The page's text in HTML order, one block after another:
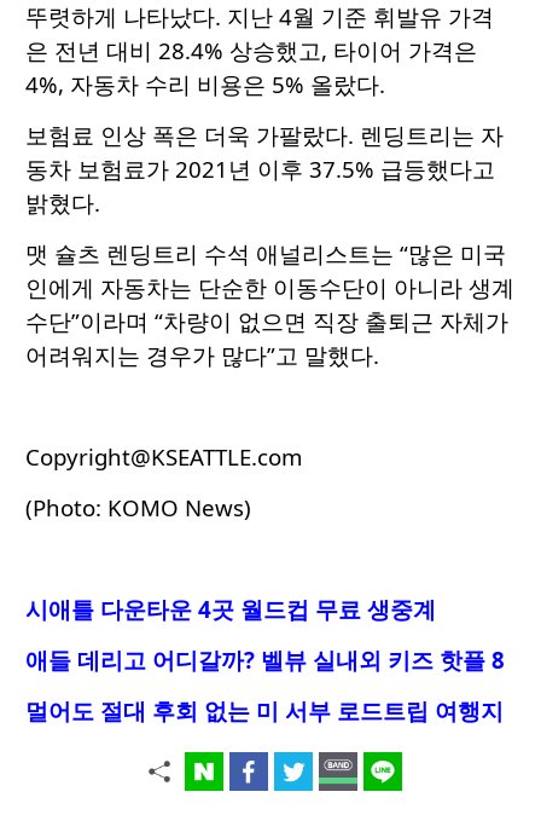
뚜렷하게 나타났다. 지난 4월 기준 휘발유 가격
은 전년 대비 28.4% 상승했고, 타이어 가격은
4%, 자동차 수리 비용은 5% 올랐다.
보험료 인상 폭은 더욱 가팔랐다. 렌딩트리는 자
동차 보험료가 2021년 이후 37.5% 급등했다고
밝혔다.
맷 슐츠 렌딩트리 수석 애널리스트는 “많은 미국
인에게 자동차는 단순한 이동수단이 아니라 생계
수단”이라며 “차량이 없으면 직장 출퇴근 자체가
어려워지는 경우가 많다”고 말했다.
Copyright@KSEATTLE.com
(Photo: KOMO News)
시애틀 다운타운 4곳 월드컵 무료 생중계
애들 데리고 어디갈까? 벨뷰 실내외 키즈 핫플 8
멀어도 절대 후회 없는 미 서부 로드트립 여행지